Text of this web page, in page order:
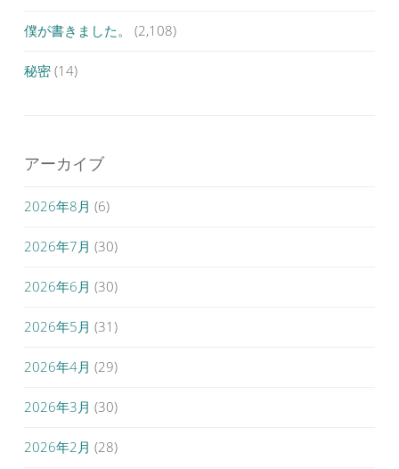
僕が書きました。 (2,108)
秘密 (14)
アーカイブ
2026年8月 (6)
2026年7月 (30)
2026年6月 (30)
2026年5月 (31)
2026年4月 (29)
2026年3月 (30)
2026年2月 (28)